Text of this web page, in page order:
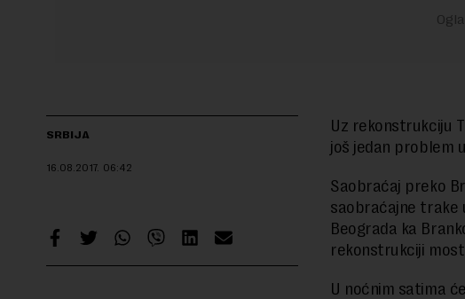
SRBIJA
16.08.2017. 06:42
Uz rekonstrukciju
još jedan problem
Saobraćaj preko
saobraćajne trake
Beograda ka
rekonstrukciji
U noćnim satima